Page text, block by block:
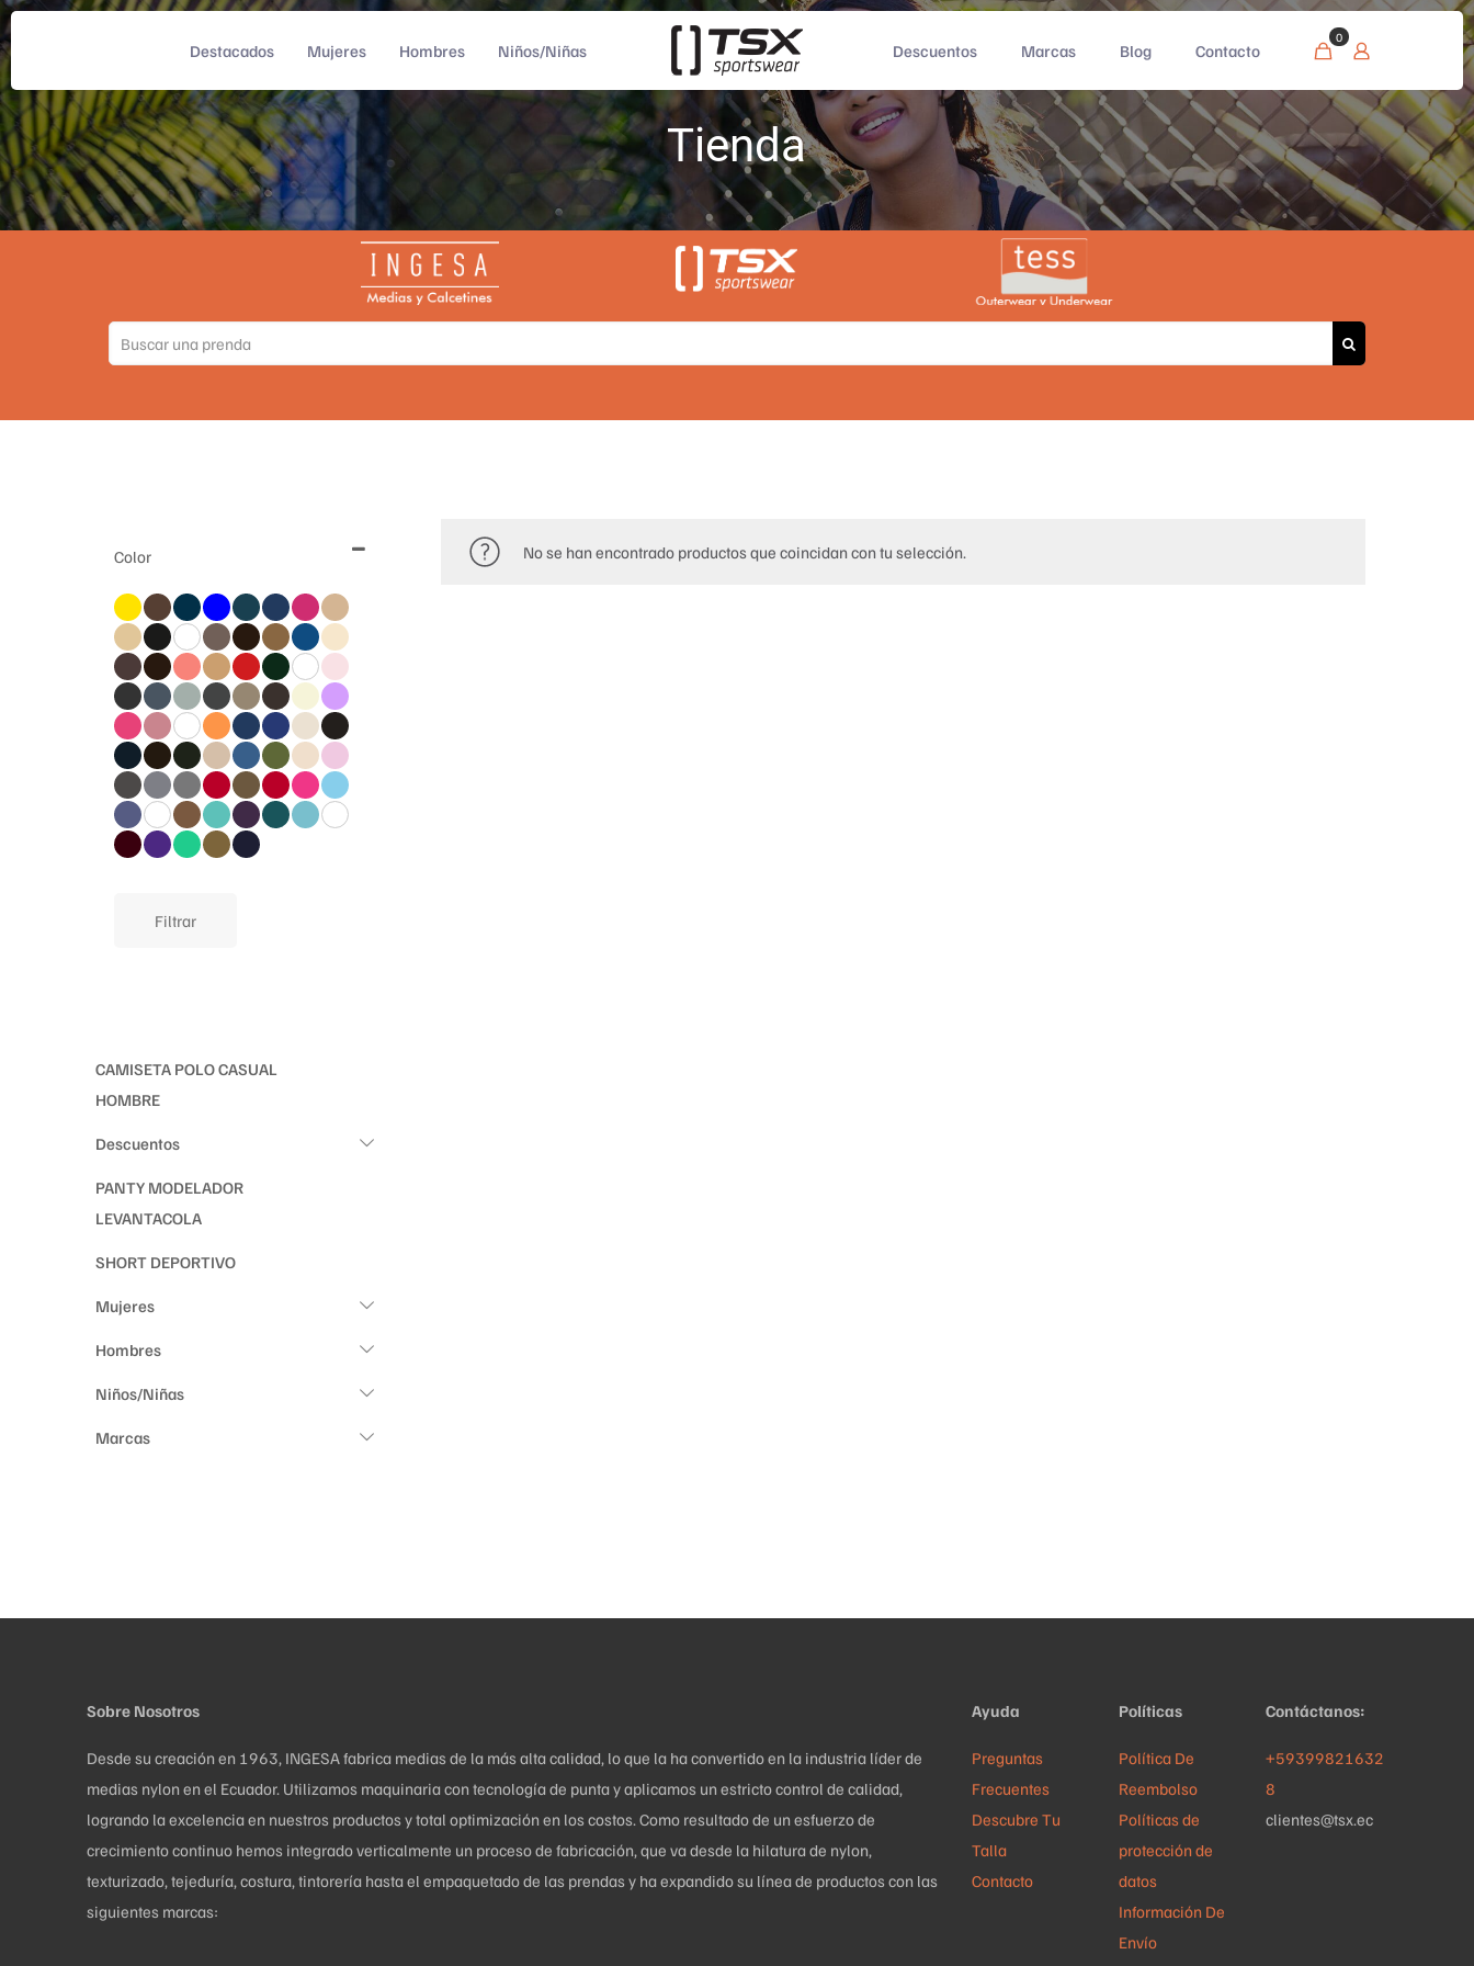
Destacados Mujeres Hombres Niños/Niñas Descuentos Marcas Blog Contacto
0
Tienda
Color
Filtrar
CAMISETA POLO CASUAL
HOMBRE
Descuentos
PANTY MODELADOR
LEVANTACOLA
SHORT DEPORTIVO
Mujeres
Hombres
Niños/Niñas
Marcas
No se han encontrado productos que coincidan con tu selección.
Sobre Nosotros
Desde su creación en 1963, INGESA fabrica medias de la más alta calidad, lo que la ha convertido en la industria líder de
medias nylon en el Ecuador. Utilizamos maquinaria con tecnología de punta y aplicamos un estricto control de calidad,
logrando la excelencia en nuestros productos y total optimización en los costos. Como resultado de un esfuerzo de
crecimiento continuo hemos integrado verticalmente un proceso de fabricación, que va desde la hilatura de nylon,
texturizado, tejeduría, costura, tintorería hasta el empaquetado de las prendas y ha expandido su línea de productos con las
siguientes marcas:
Ayuda
Preguntas
Frecuentes
Descubre Tu
Talla
Contacto
Políticas
Política De
Reembolso
Políticas de
protección de
datos
Información De
Envío
Contáctanos:
+59399821632
8
clientes@tsx.ec